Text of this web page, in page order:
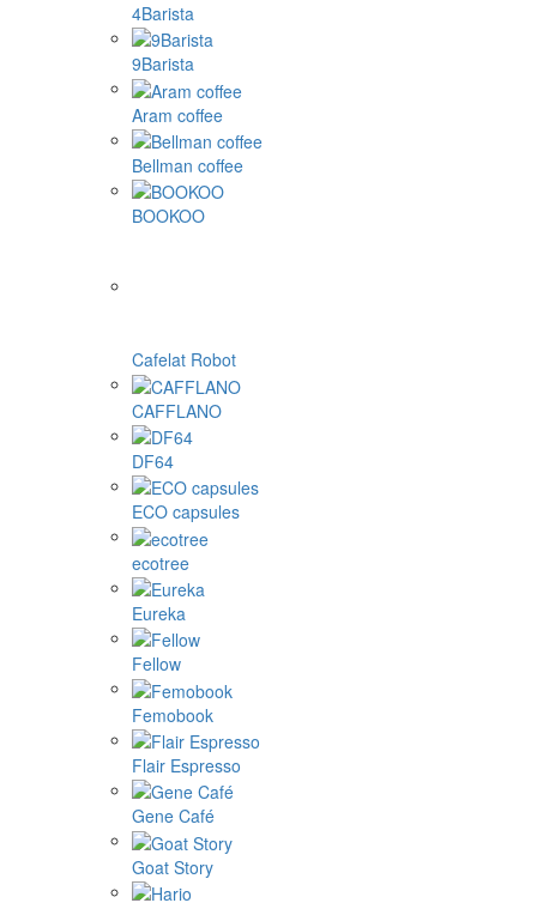
4Barista
9Barista
Aram coffee
Bellman coffee
BOOKOO
Cafelat Robot
CAFFLANO
DF64
ECO capsules
ecotree
Eureka
Fellow
Femobook
Flair Espresso
Gene Café
Goat Story